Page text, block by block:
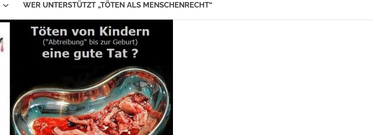
WER UNTERSTÜTZT „TÖTEN ALS MENSCHENRECHT“